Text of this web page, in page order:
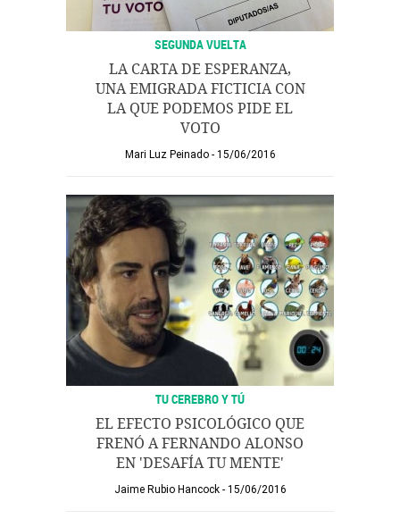
SEGUNDA VUELTA
LA CARTA DE ESPERANZA,
UNA EMIGRADA FICTICIA CON
LA QUE PODEMOS PIDE EL
VOTO
Mari Luz Peinado 15/06/2016
TU CEREBRO Y TÚ
EL EFECTO PSICOLÓGICO QUE
FRENÓ A FERNANDO ALONSO
EN 'DESAFÍA TU MENTE'
Jaime Rubio Hancock 15/06/2016